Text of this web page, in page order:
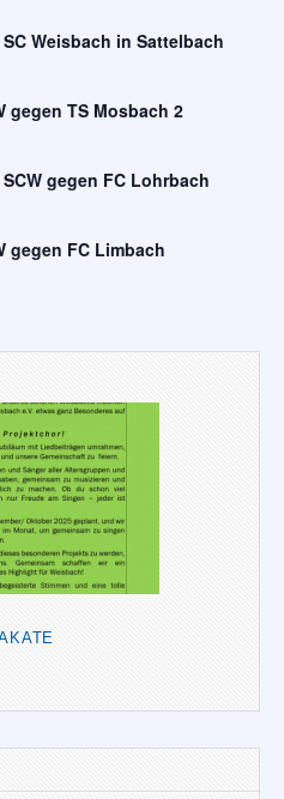
Weisbach in Sattelbach
gegen TS Mosbach 2
gegen FC Lohrbach
gegen FC Limbach